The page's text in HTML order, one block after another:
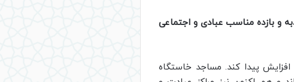
و بازده مناسب عبادی و اجتماعی
این سرانه باید افزایش پیدا کند. مساجد خاستگاه